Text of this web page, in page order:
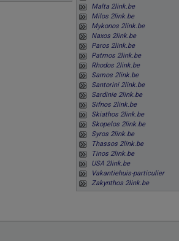
Malta 2link.be
Milos 2link.be
Mykonos 2link.be
Naxos 2link.be
Paros 2link.be
Patmos 2link.be
Rhodos 2link.be
Samos 2link.be
Santorini 2link.be
Sardinie 2link.be
Sifnos 2link.be
Skiathos 2link.be
Skopelos 2link.be
Syros 2link.be
Thassos 2link.be
Tinos 2link.be
USA 2link.be
Vakantiehuis-particulier
Zakynthos 2link.be